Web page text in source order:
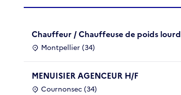
Chauffeur / Chauffeuse de poids lourd
Montpellier (34)
MENUISIER AGENCEUR H/F
Cournonsec (34)